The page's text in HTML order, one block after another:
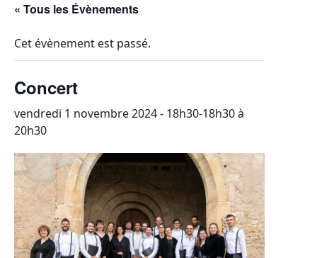
« Tous les Évènements
Cet évènement est passé.
Concert
vendredi 1 novembre 2024 - 18h30-18h30à
20h30